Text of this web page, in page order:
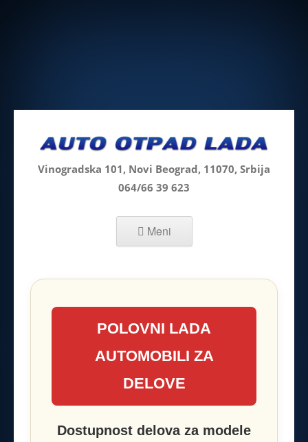
Vinogradska 101, Novi Beograd, 11070, Srbija
064/66 39 623
Meni
Skip to content
POLOVNI LADA
AUTOMOBILI ZA
DELOVE
Dostupnost delova za modele